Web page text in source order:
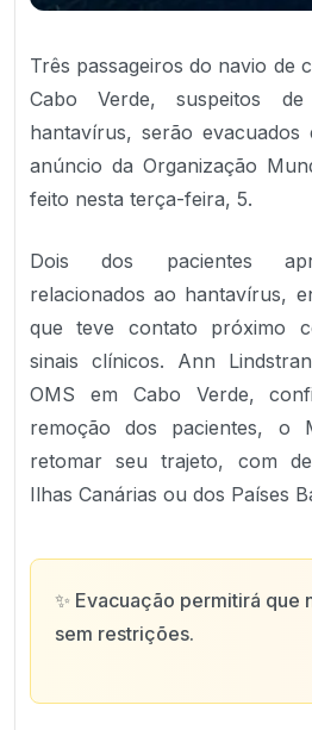
Três passageiros do navio de
Cabo Verde, suspeitos
hantavírus, serão
anúncio da Organização
feito nesta terça-feira, 5.
Dois dos pacientes
relacionados ao hantavírus,
que teve contato próximo
sinais clínicos. Ann
OMS em Cabo Verde,
remoção dos pacientes, o
retomar seu trajeto, com
Ilhas Canárias ou dos Países
✨ Evacuação permitirá que
sem restrições.